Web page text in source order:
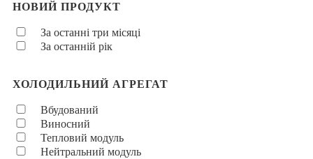
НОВИЙ ПРОДУКТ
За останні три місяці
За останній рік
ХОЛОДИЛЬНИЙ АГРЕГАТ
Вбудований
Виносний
Тепловий модуль
Нейтральний модуль